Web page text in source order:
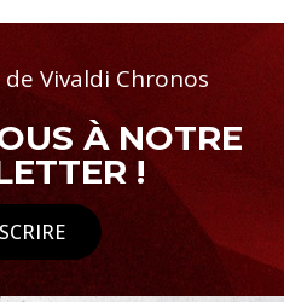
de Vivaldi Chronos
À NOTRE
!